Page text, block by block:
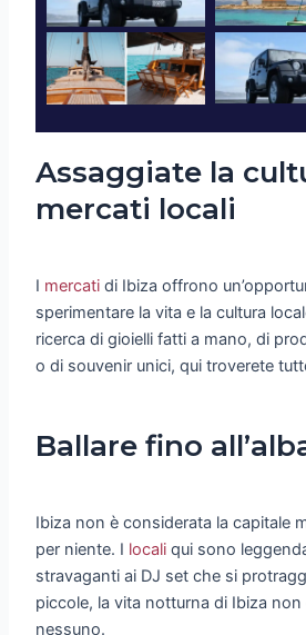
Assaggiate la
mercati locali
I mercati di Ibiza offrono
sperimentare la vita e la cultura
ricerca di gioielli fatti a mano, di
o di souvenir unici, qui troverete
Ballare fino
Ibiza non è considerata la capitale
per niente. I locali qui sono
stravaganti ai DJ set che si
piccole, la vita notturna di Ibiza non
nessuno.